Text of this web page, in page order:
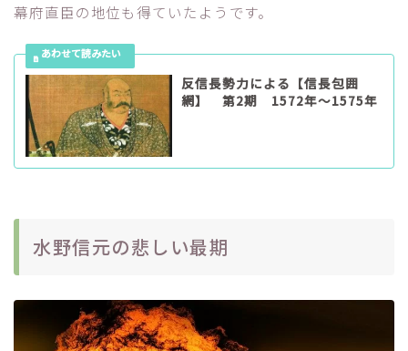
幕府直臣の地位も得ていたようです。
反信長勢力による【信長包囲
網】 第2期 1572年～1575年
水野信元の悲しい最期